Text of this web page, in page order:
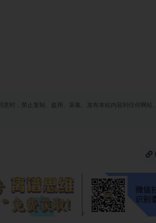
时，禁止复制、盗用、采集、发布本站内容到任何网站